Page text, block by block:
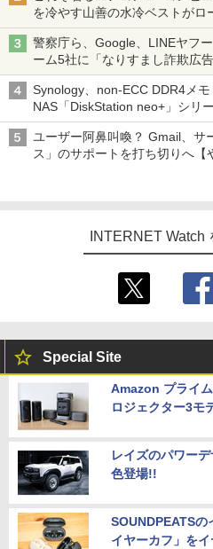
を冷やす山善の水冷ベストがロ
ち・ざ・ろーど！その14】【
警察庁ら、Google、LINEヤフ
ーム5社に「なりすまし詐欺広
真や映像を使った投資詐欺など
Synology、non-ECC DDR4メ
NAS「DiskStation neo+」シリ
ECCメモリへのアップグレード
ユーザー阿鼻叫喚？ Gmail、サ
ス」のサポートを打ち切りへ【
INTERNET Watch
Special Site
Amazon プライ
ロジェクター3モ
レイズのパワー
色登場!!
SOUNDPEATSの
イヤーカフ」を